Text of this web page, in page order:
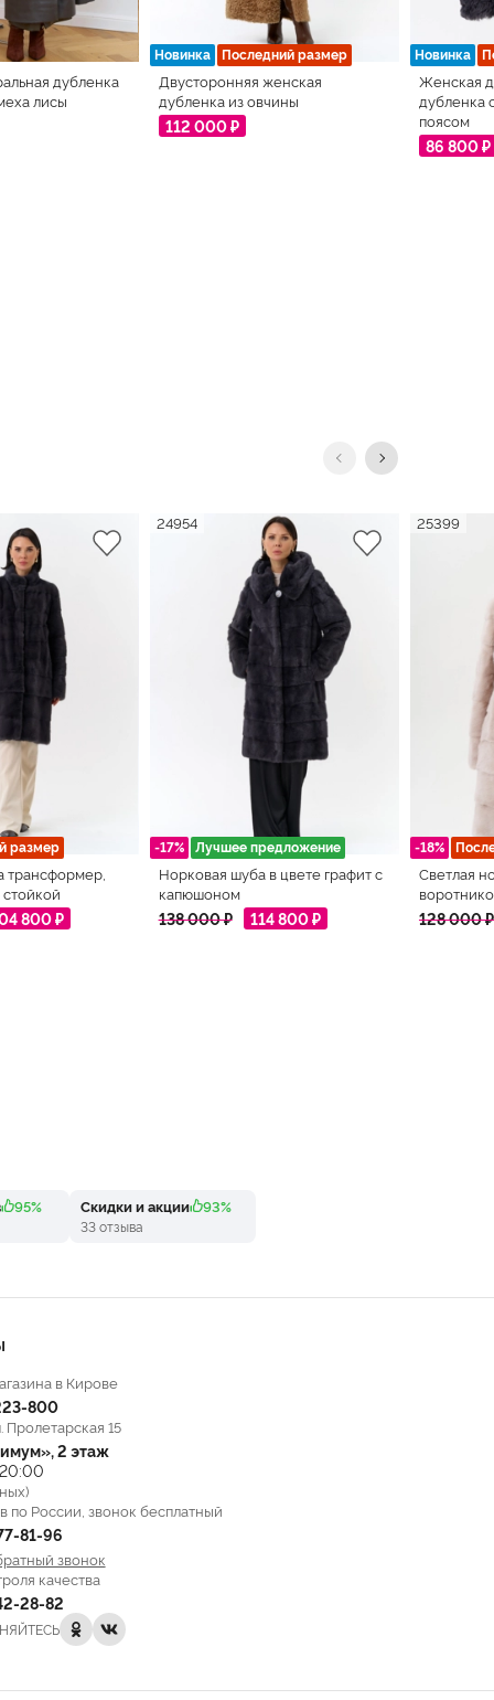
дубленка
лисы
Новинка Последний размер
Двусторонняя женская
дубленка из овчины
112 000 ₽
Новинка
Женская
дубленка
поясом
86 800 ₽
размер
трансформер,
800 ₽
-17% Лучшее предложение
24954
Норковая шуба в цвете графит с
капюшоном
138 000 ₽ 114 800 ₽
-18%
25399
Светлая
128 000 ₽
95% Скидки и акции 93%
33 отзыва
в Кирове
800
Пролетарская 15
2 этаж
по России, звонок бесплатный
81-96
звонок
качества
28-82